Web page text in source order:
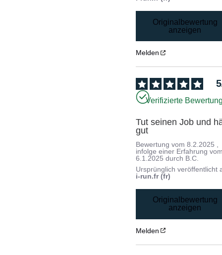
Originalbewertung
anzeigen
Melden
5
Verifizierte
Tut seinen Job und
gut
Bewertung vom8.2.2025
infolge einer Erfahrung
6.1.2025 durch B.C.
Ursprünglich veröffentlicht
i-run.fr (fr)
Originalbewertung
anzeigen
Melden